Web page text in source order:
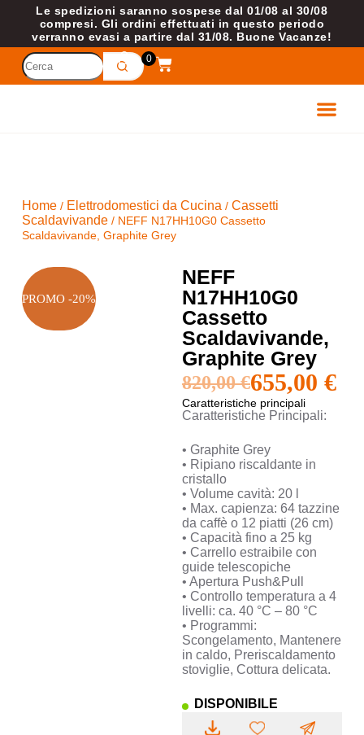
Le spedizioni saranno sospese dal 01/08 al 30/08
compresi. Gli ordini effettuati in questo periodo
verranno evasi a partire dal 31/08. Buone Vacanze!
0
Home/ Elettrodomestici da Cucina / Cassetti
Scaldavivande/ NEFF N17HH10G0 Cassetto
Scaldavivande, Graphite Grey
PROMO -20%
NEFF
N17HH10G0
Cassetto
Scaldavivande,
Graphite Grey
820,00€655,00 €
Caratteristiche principali
Caratteristiche Principali:
• Graphite Grey
• Ripiano riscaldante in
cristallo
• Volume cavità: 20 l
• Max. capienza: 64 tazzine
da caffè o 12 piatti (26 cm)
• Capacità fino a 25 kg
• Carrello estraibile con
guide telescopiche
• Apertura Push&Pull
• Controllo temperatura a 4
livelli: ca. 40 °C – 80 °C
• Programmi:
Scongelamento, Mantenere
in caldo, Preriscaldamento
stoviglie, Cottura delicata.
DISPONIBILE